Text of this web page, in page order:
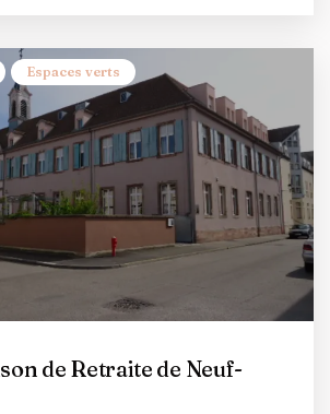
Espaces verts
de Retraite de Neuf-